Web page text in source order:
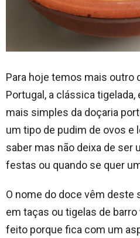
Para hoje temos mais outro
Portugal, a clássica
mais simples da doçaria
um tipo de pudim de ovos e
saber mas não deixa de ser
festas ou quando se quer
O nome do doce vêm deste
em taças ou tigelas de
feito porque fica com um